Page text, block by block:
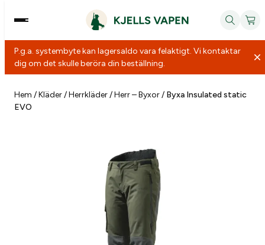
innehåll
P.g.a. systembyte kan lagersaldo vara felaktigt. Vi kontaktar
dig om det skulle beröra din beställning.
Hem /Kläder/Herrkläder/Herr – Byxor/ Byxa Insulated static
EVO